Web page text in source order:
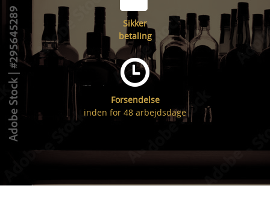
Sikker
betaling
Forsendelse
inden for 48 arbejdsdage